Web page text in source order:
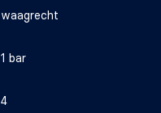
waagrecht
1 bar
4